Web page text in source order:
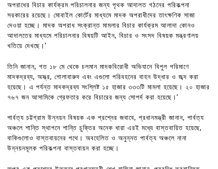
অপরাধের বিচার কার্যক্রম পরিচালনার জন্য পৃথক আদালত গঠনের পরিকল্পনা
সরকারের রয়েছে। মোবাইল কোর্টের মাধ্যমে মাদক অপরাধীদের তাৎক্ষণিক সাজা
দেওয়া হচ্ছে। মাদক অপরাধ সংক্রান্ত মামলার বিচার কার্যক্রম আলাদা কোনও
আদালতের মাধ্যমে পরিচালনার বিষয়টি আইন, বিচার ও সংসদ বিষয়ক মন্ত্রণালয়
খতিয়ে দেখছে।’
তিনি জানান, গত ১৮ মে থেকে চলমান মাদকবিরোধী অভিযানে বিপুল পরিমাণে
মাদকদ্রব্য, অস্ত্র, গোলাবারুদ এবং এগুলো পরিবহনের বাহন উদ্ধার ও জব্দ করা
হয়েছে। এ পর্যন্ত মাদকদ্রব্য সংশ্লিষ্ট ১৫ হাজার ৩৩৩টি মামলা হয়েছে। ২০ হাজার
৭৬৭ জন আসামিকে গ্রেফতার করে বিচারের জন্য সোপর্দ করা হয়েছে।’
পার্বত্য চট্টগ্রাম উন্নয়ন বিষয়ক এক প্রশ্নের জবাবে, প্রধানমন্ত্রী জানান, পার্বত্য
অঞ্চলে শান্তি স্থাপনে শান্তি চুক্তির অনেক ধারা এরই মধ্যে বাস্তবায়িত হয়েছে,
বাকিগুলোও বাস্তবায়নের পথে। অবহেলিত ও অনুন্নত পার্বত্য অঞ্চলে নানা
উন্নয়নমূলক পরিকল্পনা বাস্তবায়ন করা হচ্ছে।